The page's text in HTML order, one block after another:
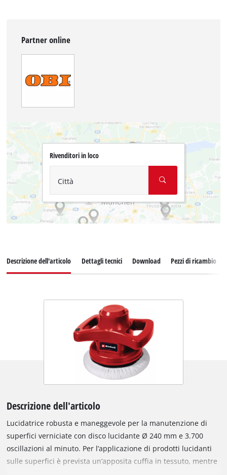
Partner online
Rivenditori in loco
Città
Descrizione dell'articolo Dettagli tecnici Download Pezzi di ricambio
Descrizione dell'articolo
Lucidatrice robusta e maneggevole per la manutenzione di
superfici verniciate con disco lucidante Ø 240 mm e 3.700
oscillazioni al minuto. Per l’applicazione di prodotti lucidanti
sulle superfici è prevista un’apposita cuffia in tessuto, mentre